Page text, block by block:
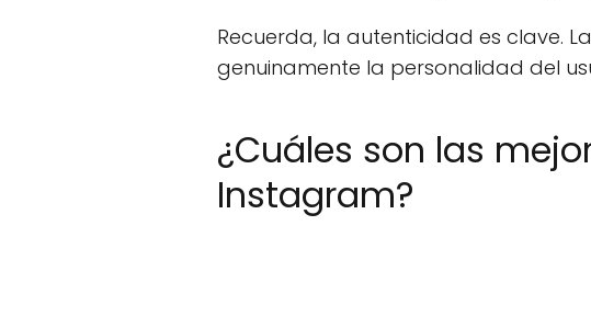
Recuerda, la autenticidad es clave.
genuinamente la personalidad del
¿Cuáles son las
Instagram?